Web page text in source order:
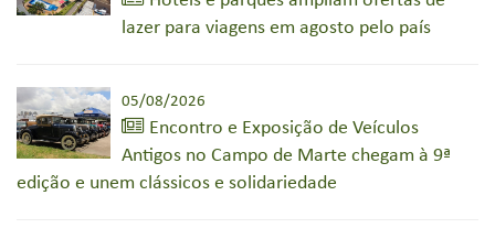
lazer para viagens em agosto pelo país
05/08/2026
Encontro e Exposição de Veículos
Antigos no Campo de Marte chegam à 9ª
edição e unem clássicos e solidariedade